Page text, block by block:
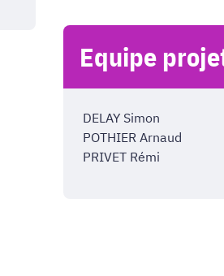
Equipe
DELAY Simon
POTHIER Arnaud
PRIVET Rémi